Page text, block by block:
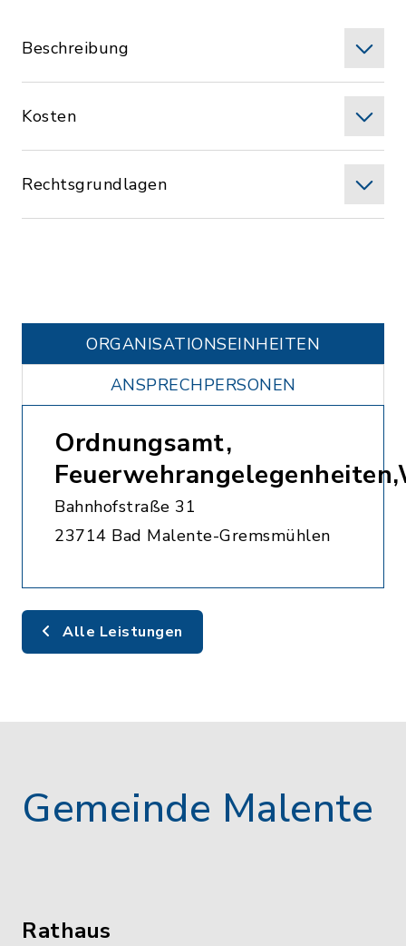
Beschreibung
Kosten
Rechtsgrundlagen
ORGANISATIONS­EINHEITEN
ANSPRECHPERSONEN
Ordnungsamt,
Bahnhofstraße 31
23714 Bad Malente-Gremsmühlen
Alle Leistungen
Gemeinde Malente
Rathaus